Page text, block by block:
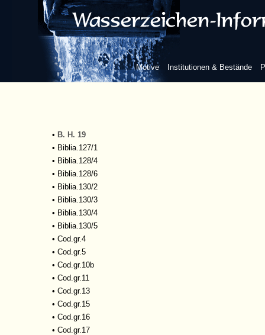
Motive Institutionen & Bestände
• Arist.79/3
•Arist.79/4
•Arist.83/1
•Arist.83/2
•Arist.83/3
•Arist.83/4
•Arist.93/7
• B. H. 19
• Biblia.127/1
• Biblia.128/4
• Biblia.128/6
• Biblia.130/2
• Biblia.130/3
• Biblia.130/4
• Biblia.130/5
• Cod.gr.4
• Cod.gr.5
• Cod.gr.10b
• Cod.gr.11
• Cod.gr.13
• Cod.gr.15
• Cod.gr.16
• Cod.gr.17